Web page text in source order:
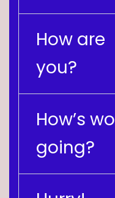
How are
you?
How’s
going?